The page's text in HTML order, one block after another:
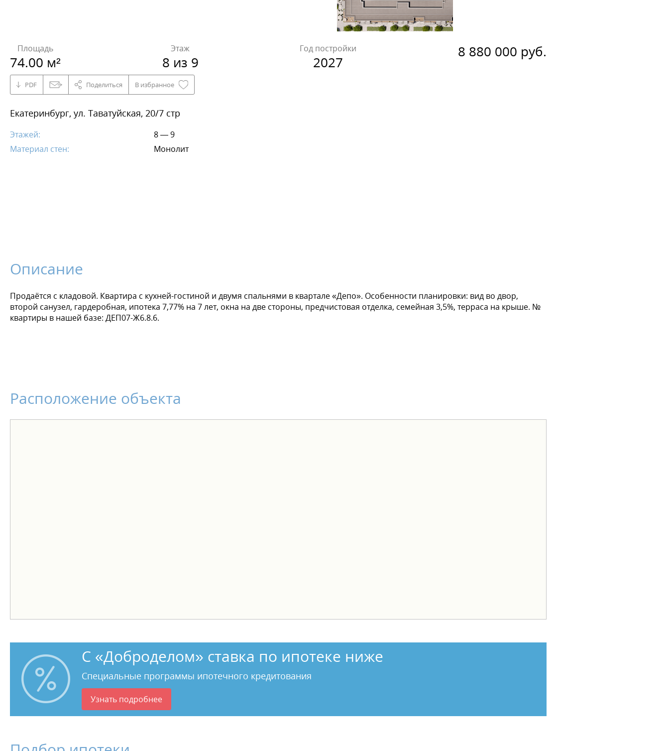
Площадь
74.00 м²
Этаж
8 из 9
Год постройки
2027
8 880 000 руб.
PDF Поделиться В избранное
Екатеринбург, ул. Таватуйская, 20/7 стр
Этажей:
8 — 9
Материал стен:
Монолит
Описание
Продаётся с кладовой. Квартира с кухней-гостиной и двумя спальнями в квартале «Депо». Особенности планировки: вид во двор,
второй санузел, гардеробная, ипотека 7,77% на 7 лет, окна на две стороны, предчистовая отделка, семейная 3,5%, терраса на крыше. №
квартиры в нашей базе: ДЕП07-Ж6.8.6.
Расположение объекта
С «Доброделом» ставка по ипотеке ниже
Специальные программы ипотечного кредитования
Узнать подробнее